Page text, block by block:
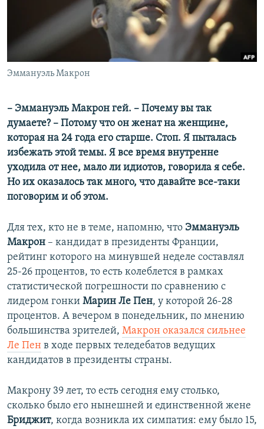
ПОБЕДИТЕЛЕЙ НЕ СУДЯТ?
КРЫМ.НЕПОКОРЕННЫЙ
УКРАИНСКАЯ ПРОБЛЕМА КРЫМА
ПРИСОЕДИНЯЙТЕСЬ!
Эммануэль Макрон
– Эммануэль Макрон гей. – Почему вы так
думаете? – Потому что он женат на женщине,
которая на 24 года его старше. Стоп. Я пыталась
избежать этой темы. Я все время внутренне
уходила от нее, мало ли идиотов, говорила я себе.
Но их оказалось так много, что давайте все-таки
поговорим и об этом.
Для тех, кто не в теме, напомню, что Эммануэль
Макрон – кандидат в президенты Франции,
рейтинг которого на минувшей неделе составлял
25-26 процентов, то есть колеблется в рамках
статистической погрешности по сравнению с
лидером гонки Марин Ле Пен, у которой 26-28
процентов. А вечером в понедельник, по мнению
большинства зрителей, Макрон оказался сильнее
Ле Пен в ходе первых теледебатов ведущих
кандидатов в президенты страны.
Макрону 39 лет, то есть сегодня ему столько,
сколько было его нынешней и единственной жене
Бриджит, когда возникла их симпатия: ему было 15,